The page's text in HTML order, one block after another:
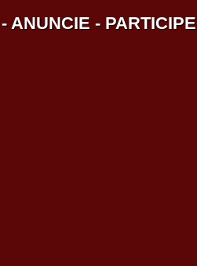
-ANUNCIE - PARTICIPE